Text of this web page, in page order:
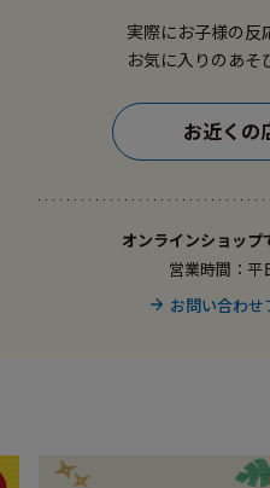
実際にお子様の反
お気に入りのあそ
お近くの
オンラインショップ
営業時間：平
お問い合わせ